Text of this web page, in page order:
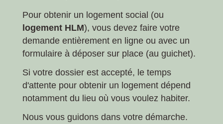
Pour obtenir un logement social (ou
logement HLM), vous devez faire votre
demande entièrement en ligne ou avec un
formulaire à déposer sur place (au guichet).
Si votre dossier est accepté, le temps
d'attente pour obtenir un logement dépend
notamment du lieu où vous voulez habiter.
Nous vous guidons dans votre démarche.